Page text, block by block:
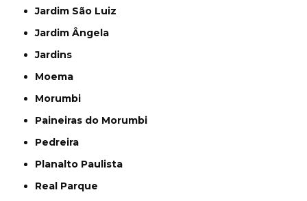
Jardim São Luiz
Jardim Ângela
Jardins
Moema
Morumbi
Paineiras do Morumbi
Pedreira
Planalto Paulista
Real Parque